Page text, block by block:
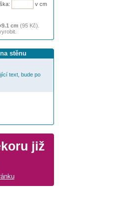
v cm
cm (95 Kč).
stěnu
text, bude po
již